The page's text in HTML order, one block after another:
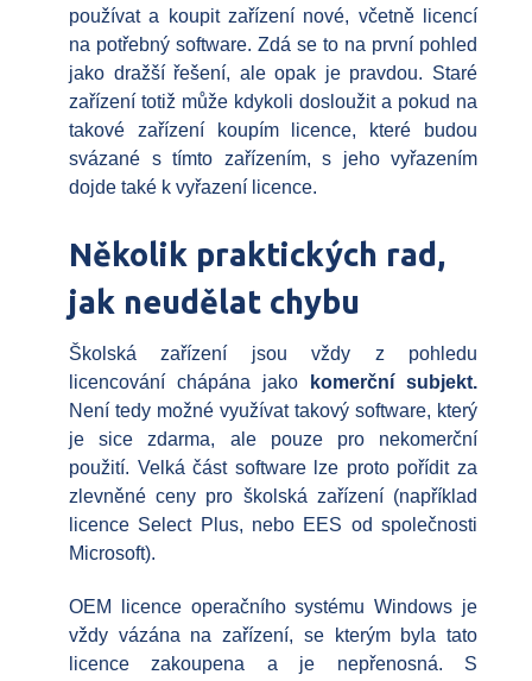
používat a koupit zařízení nové, včetně licencí
na potřebný software. Zdá se to na první pohled
jako dražší řešení, ale opak je pravdou. Staré
zařízení totiž může kdykoli dosloužit a pokud na
takové zařízení koupím licence, které budou
svázané s tímto zařízením, s jeho vyřazením
dojde také k vyřazení licence.
Několik praktických rad,
jak neudělat chybu
Školská zařízení jsou vždy z pohledu
licencování chápána jako
komerční subjekt.
Není tedy možné využívat takový software, který
je sice zdarma, ale pouze pro nekomerční
použití. Velká část software lze proto pořídit za
zlevněné ceny pro školská zařízení (například
licence Select Plus, nebo EES od společnosti
Microsoft).
OEM licence operačního systému Windows je
vždy vázána na zařízení, se kterým byla tato
licence zakoupena a je nepřenosná. S